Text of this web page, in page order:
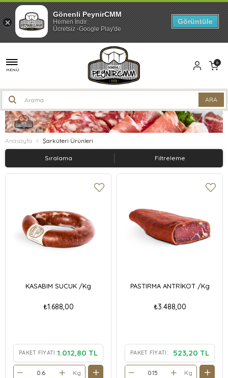
MENÜ
0
Anasayfa Şarküteri Ürünleri
Filtreleme
Sıralama
KASABIM SUCUK /Kg
₺1.688,00
PAKET FIYATI:1.012,80 TL
Kg
PASTIRMA ANTRİKOT /Kg
₺3.488,00
PAKET FIYATI: 523,20 TL
Kg
Gönenli PeynirCMM
Hemen İndir
Ücretsiz -Google Play'de
Görüntüle